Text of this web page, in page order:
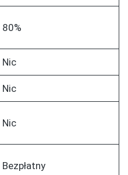
80%
Nic
Nic
Nic
Bezpłatny